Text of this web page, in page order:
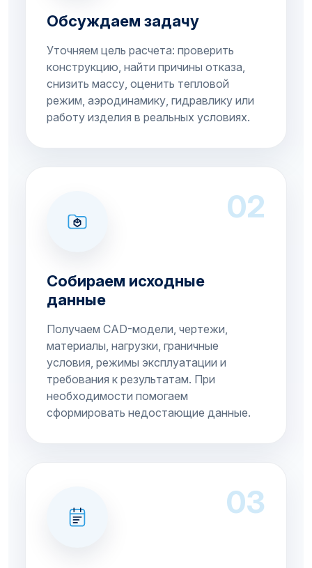
Обсуждаем задачу
Уточняем цель расчета: проверить
конструкцию, найти причины отказа,
снизить массу, оценить тепловой
режим, аэродинамику, гидравлику или
работу изделия в реальных условиях.
02
Собираем исходные
данные
Получаем CAD-модели, чертежи,
материалы, нагрузки, граничные
условия, режимы эксплуатации и
требования к результатам. При
необходимости помогаем
сформировать недостающие данные.
03